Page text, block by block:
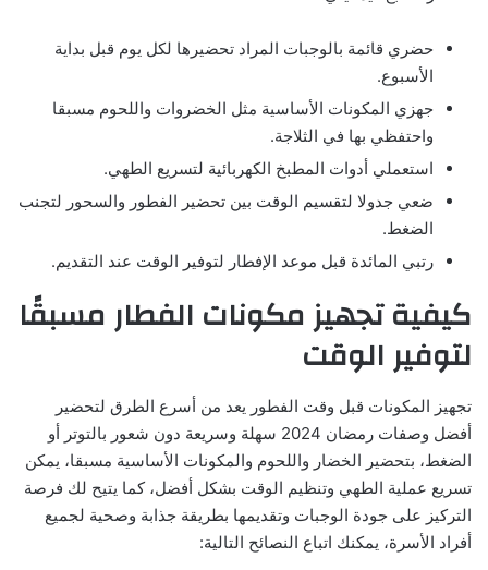
حضري قائمة بالوجبات المراد تحضيرها لكل يوم قبل بداية
الأسبوع.
جهزي المكونات الأساسية مثل الخضروات واللحوم مسبقا
واحتفظي بها في الثلاجة.
استعملي أدوات المطبخ الكهربائية لتسريع الطهي.
ضعي جدولا لتقسيم الوقت بين تحضير الفطور والسحور لتجنب
الضغط.
رتبي المائدة قبل موعد الإفطار لتوفير الوقت عند التقديم.
كيفية تجهيز مكونات الفطار مسبقًا
لتوفير الوقت
تجهيز المكونات قبل وقت الفطور يعد من أسرع الطرق لتحضير
أفضل وصفات رمضان 2024 سهلة وسريعة دون شعور بالتوتر أو
الضغط، بتحضير الخضار واللحوم والمكونات الأساسية مسبقا، يمكن
تسريع عملية الطهي وتنظيم الوقت بشكل أفضل، كما يتيح لك فرصة
التركيز على جودة الوجبات وتقديمها بطريقة جذابة وصحية لجميع
أفراد الأسرة، يمكنك اتباع النصائح التالية: